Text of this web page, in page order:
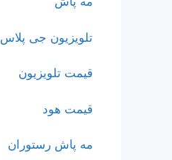
تلویزیون جی پلاس
قیمت تلویزیون
قیمت هود
مه پاش رستوران